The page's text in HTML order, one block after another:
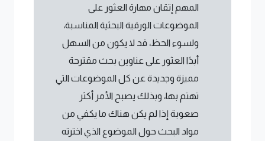
المهم إتقان مهارة العثور على
الموضوعات الورقية البحثية المناسبة،
ولسوء الحظ، قد لا يكون من السهل
أبدًا العثور على عناوين بحث مقترحة
مميزة وجديدة عن كل الموضوعات التي
تهتم بها، وبذلك يصبح الأمر أكثر
صعوبة إذا لم يكن هناك ما يكفي من
مواد البحث حول الموضوع الذي اخترته